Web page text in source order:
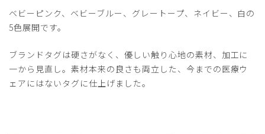
ベビーピンク、ベビーブルー、グレートープ、ネイビー、白の
5色展開です。
ブランドタグは硬さがなく、優しい触り心地の素材、加工に
一から見直し。素材本来の良さも両立した、今までの医療ウ
ェアにはないタグに仕上げました。